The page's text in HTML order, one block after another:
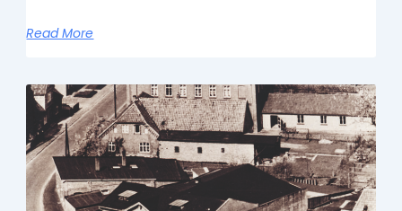
Read More